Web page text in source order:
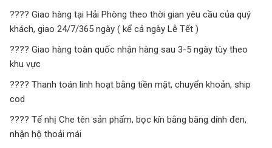
???? Giao hàng tại Hải Phòng theo thời gian yêu cầu của quý
khách, giao 24/7/365 ngày ( kể cả ngày Lễ Tết )
???? Giao hàng toàn quốc nhận hàng sau 3-5 ngày tùy theo
khu vực
???? Thanh toán linh hoạt bằng tiền mặt, chuyển khoản, ship
cod
???? Tế nhị Che tên sản phẩm, bọc kín bằng băng dính đen,
nhận hộ thoải mái